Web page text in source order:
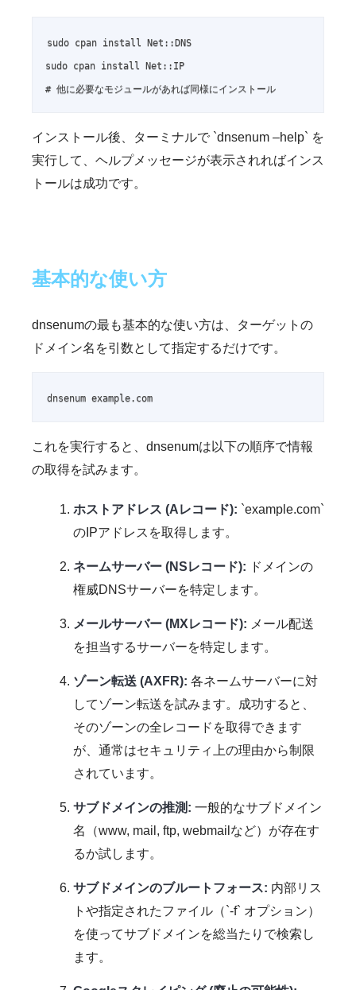
sudo cpan install Net::DNS
sudo cpan install Net::IP
# 他に必要なモジュールがあれば同様にインストール
インストール後、ターミナルで `dnsenum –help` を
実行して、ヘルプメッセージが表示されればインス
トールは成功です。
基本的な使い方
dnsenumの最も基本的な使い方は、ターゲットの
ドメイン名を引数として指定するだけです。
dnsenum example.com
これを実行すると、dnsenumは以下の順序で情報
の取得を試みます。
ホストアドレス (Aレコード): `example.com`
のIPアドレスを取得します。
ネームサーバー (NSレコード): ドメインの
権威DNSサーバーを特定します。
メールサーバー (MXレコード): メール配送
を担当するサーバーを特定します。
ゾーン転送 (AXFR): 各ネームサーバーに対
してゾーン転送を試みます。成功すると、
そのゾーンの全レコードを取得できます
が、通常はセキュリティ上の理由から制限
されています。
サブドメインの推測: 一般的なサブドメイン
名（www, mail, ftp, webmailなど）が存在す
るか試します。
サブドメインのブルートフォース: 内部リス
トや指定されたファイル（`-f` オプション）
を使ってサブドメインを総当たりで検索し
ます。